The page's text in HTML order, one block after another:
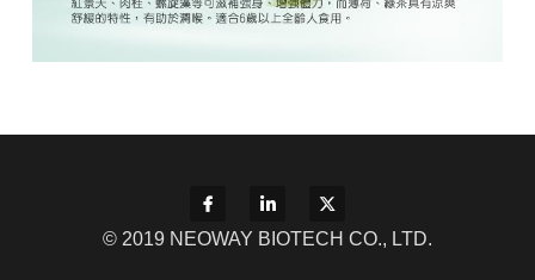
© 2019 NEOWAY BIOTECH CO., LTD.